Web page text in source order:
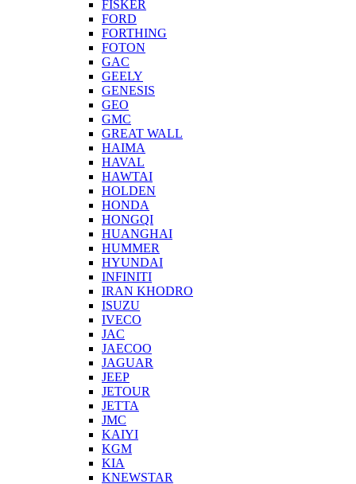
FISKER
FORD
FORTHING
FOTON
GAC
GEELY
GENESIS
GEO
GMC
GREAT WALL
HAIMA
HAVAL
HAWTAI
HOLDEN
HONDA
HONGQI
HUANGHAI
HUMMER
HYUNDAI
INFINITI
IRAN KHODRO
ISUZU
IVECO
JAC
JAECOO
JAGUAR
JEEP
JETOUR
JETTA
JMC
KAIYI
KGM
KIA
KNEWSTAR